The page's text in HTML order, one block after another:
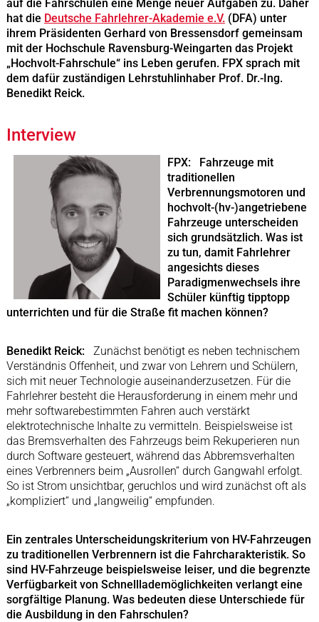
auf die Fahrschulen eine Menge neuer Aufgaben zu. Daher
hat die Deutsche Fahrlehrer-Akademie e.V.(DFA) unter
ihrem Präsidenten Gerhard von Bressensdorf gemeinsam
mit der Hochschule Ravensburg-Weingarten das Projekt
„Hochvolt-Fahrschule“ ins Leben gerufen. FPX sprach mit
dem dafür zuständigen Lehrstuhlinhaber Prof. Dr.-Ing.
Benedikt Reick.
Interview
FPX: Fahrzeuge mit
traditionellen
Verbrennungsmotoren und
hochvolt-(hv-)angetriebene
Fahrzeuge unterscheiden
sich grundsätzlich. Was ist
zu tun, damit Fahrlehrer
angesichts dieses
Paradigmenwechsels ihre
Schüler künftig tipptopp
unterrichten und für die Straße fit machen können?
Benedikt Reick:
Zunächst benötigt es neben technischem
Verständnis Offenheit, und zwar von Lehrern und Schülern,
sich mit neuer Technologie auseinanderzusetzen. Für die
Fahrlehrer besteht die Herausforderung in einem mehr und
mehr softwarebestimmten Fahren auch verstärkt
elektrotechnische Inhalte zu vermitteln. Beispielsweise ist
das Bremsverhalten des Fahrzeugs beim Rekuperieren nun
durch Software gesteuert, während das Abbremsverhalten
eines Verbrenners beim „Ausrollen“ durch Gangwahl erfolgt.
So ist Strom unsichtbar, geruchlos und wird zunächst oft als
„kompliziert“ und „langweilig“ empfunden.
Ein zentrales Unterscheidungskriterium von HV-Fahrzeugen
zu traditionellen Verbrennern ist die Fahrcharakteristik. So
sind HV-Fahrzeuge beispielsweise leiser, und die begrenzte
Verfügbarkeit von Schnelllademöglichkeiten verlangt eine
sorgfältige Planung. Was bedeuten diese Unterschiede für
die Ausbildung in den Fahrschulen?